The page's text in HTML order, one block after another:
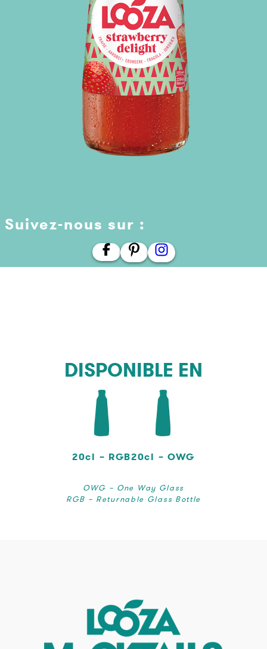
Suivez-nous sur :
DISPONIBLE EN
20cl – RGB20cl – OWG
OWG – One Way Glass
RGB – Returnable Glass Bottle